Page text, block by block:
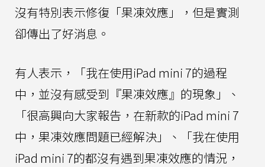
沒有特別表示修復「果凍效應」，但是實測
卻傳出了好消息。
有人表示，「我在使用iPad mini 7的過程
中，並沒有感受到『果凍效應』的現象」、
「很高興向大家報告，在新款的iPad mini 7
中，果凍效應問題已經解決」、「我在使用
iPad mini 7的都沒有遇到果凍效應的情況，